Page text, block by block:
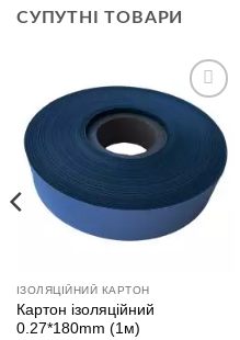
СУПУТНІ ТОВАРИ
Додати
ІЗОЛЯЦІЙНИЙ КАРТОН
Картон ізоляційний
0.27*180mm (1м)